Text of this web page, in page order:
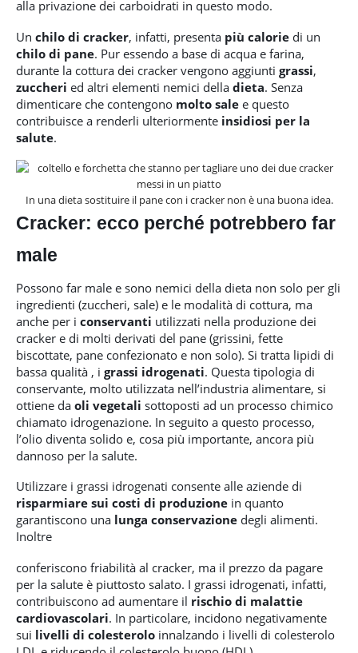
alla privazione dei carboidrati in questo modo.
Un chilo di cracker, infatti, presenta più calorie di un
chilo di pane. Pur essendo a base di acqua e farina,
durante la cottura dei cracker vengono aggiunti grassi,
zuccheri ed altri elementi nemici della dieta. Senza
dimenticare che contengono molto sale e questo
contribuisce a renderli ulteriormente insidiosi per la
salute.
In una dieta sostituire il pane con i cracker non è una buona idea.
Cracker: ecco perché potrebbero far
male
Possono far male e sono nemici della dieta non solo per gli
ingredienti (zuccheri, sale) e le modalità di cottura, ma
anche per i conservanti utilizzati nella produzione dei
cracker e di molti derivati del pane (grissini, fette
biscottate, pane confezionato e non solo). Si tratta lipidi di
bassa qualità , i grassi idrogenati. Questa tipologia di
conservante, molto utilizzata nell’industria alimentare, si
ottiene da oli vegetali sottoposti ad un processo chimico
chiamato idrogenazione. In seguito a questo processo,
l’olio diventa solido e, cosa più importante, ancora più
dannoso per la salute.
Utilizzare i grassi idrogenati consente alle aziende di
risparmiare sui costi di produzione in quanto
garantiscono una lunga conservazione degli alimenti.
Inoltre
conferiscono friabilità al cracker, ma il prezzo da pagare
per la salute è piuttosto salato. I grassi idrogenati, infatti,
contribuiscono ad aumentare il rischio di malattie
cardiovascolari. In particolare, incidono negativamente
sui livelli di colesterolo innalzando i livelli di colesterolo